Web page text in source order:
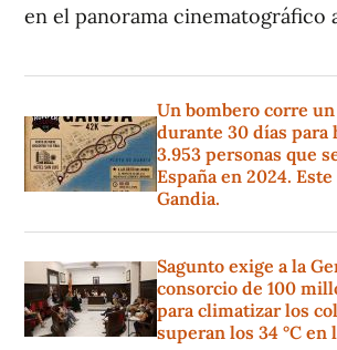
en el panorama cinematográfico
Un bombero corre
durante 30 días para
3.953 personas que
España en 2024.
Gandia.
Sagunto exige a la
consorcio de 100
para climatizar los
superan los 34 °C en